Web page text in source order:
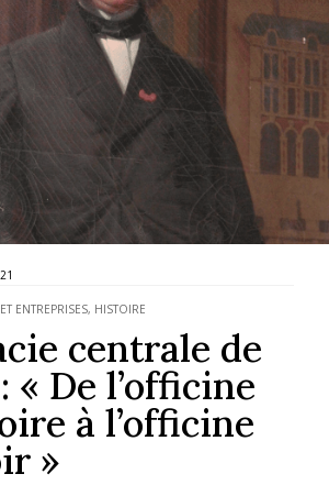
ENTREPRISES, HISTOIRE
centrale de
« De l’officine
à l’officine
»